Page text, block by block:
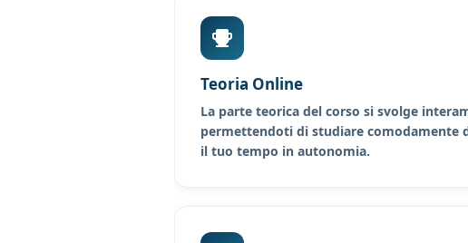
Teoria Online
La parte teorica del corso si svolge
permettendoti di studiare comodamente
il tuo tempo in autonomia.